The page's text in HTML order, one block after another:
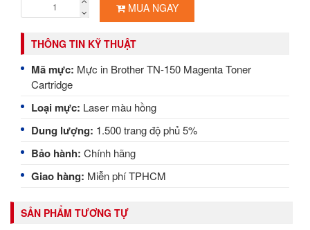
MUA NGAY
THÔNG TIN KỸ THUẬT
Mã mực: Mực in Brother TN-150 Magenta Toner
Cartridge
Loại mực: Laser màu hồng
Dung lượng: 1.500 trang độ phủ 5%
Bảo hành: Chính hãng
Giao hàng: Miễn phí TPHCM
SẢN PHẨM TƯƠNG TỰ